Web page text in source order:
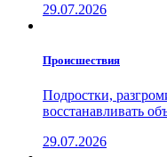
29.07.2026
Проиcшествия
Подростки,
восстанавливать
29.07.2026